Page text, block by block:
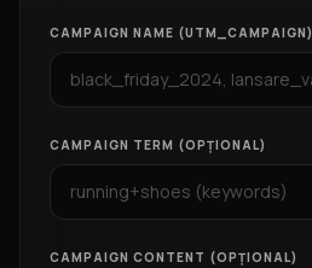
CAMPAIGN NAME (UTM_CAMPAIGN)
CAMPAIGN TERM (OPȚIONAL)
CAMPAIGN CONTENT (OPȚIONAL)